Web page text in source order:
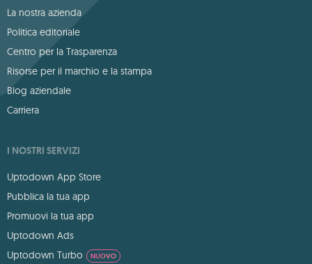
La nostra azienda
Politica editoriale
Centro per la Trasparenza
Risorse per il marchio e la stampa
Blog aziendale
Carriera
I NOSTRI SERVIZI
Uptodown App Store
Pubblica la tua app
Promuovi la tua app
Uptodown Ads
Uptodown Turbo
NUOVO